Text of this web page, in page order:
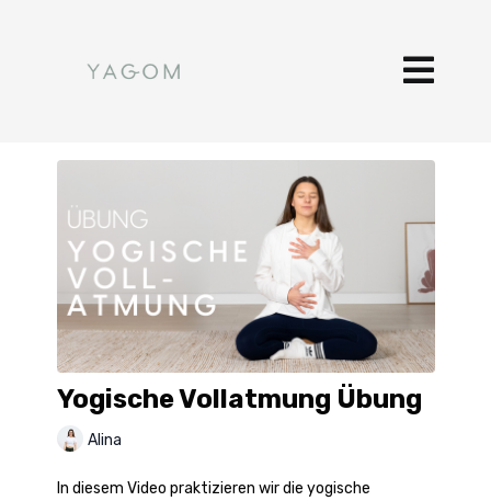
Yogische Vollatmung Übung
Alina
In diesem Video praktizieren wir die yogische